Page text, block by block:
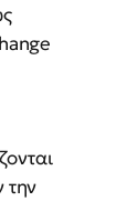
την